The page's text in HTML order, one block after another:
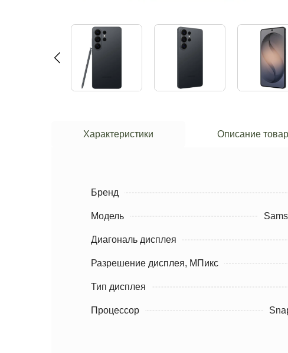
Характеристики Описание
Бренд
Модель
Диагональ дисплея
Разрешение дисплея, МПикс
Тип дисплея
Процессор